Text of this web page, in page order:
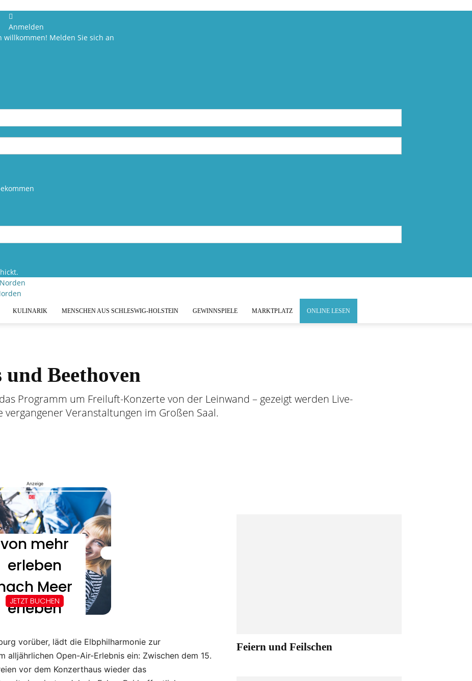
Anmelden
willkommen! Melden Sie sich an
KULINARIK MENSCHEN AUS SCHLESWIG-HOLSTEIN GEWINNSPIELE MARKTPLATZ ONLINE LESEN
Beethoven
Programm um Freiluft-Konzerte von der Leinwand – gezeigt werden Live-
Veranstaltungen im Großen Saal.
Anzeige
vorüber, lädt die Elbphilharmonie zur
alljährlichen Open-Air-Erlebnis ein: Zwischen dem 15.
vor dem Konzerthaus wieder das
Feiern und Feilschen